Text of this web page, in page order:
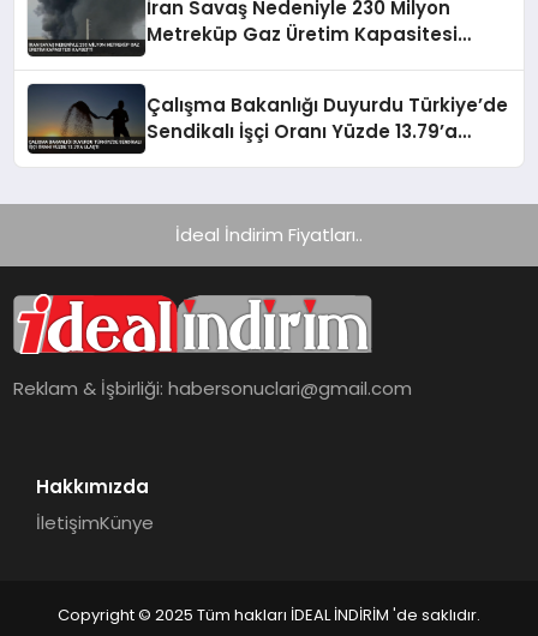
İran Savaş Nedeniyle 230 Milyon
Metreküp Gaz Üretim Kapasitesi
Çalışma Bakanlığı Duyurdu Türkiye’de
Sendikalı İşçi Oranı Yüzde 13.79’a
İdeal İndirim Fiyatları..
Reklam & İşbirliği:habersonuclari@gmail.com
Hakkımızda
İletişimKünye
Copyright © 2025 Tüm hakları İDEAL İNDİRİM 'de saklıdır.